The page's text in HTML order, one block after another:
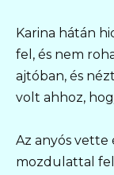
Karina hátán
fel, és nem
ajtóban, és
volt ahhoz,
Az anyós vette
mozdulattal